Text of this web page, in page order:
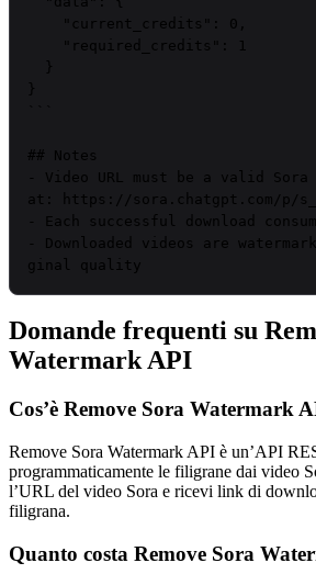
}
## Notes
- Video URL must be a valid
at: https://sora.chatgpt.com/p/
- Each successful download
- Downloaded videos are
ginal quality
Domande frequenti su
Watermark API
Cos’è Remove Sora Watermark
Remove Sora Watermark API è un’API
programmaticamente le filigrane dai video
l’URL del video Sora e ricevi link di
filigrana.
Quanto costa Remove Sora